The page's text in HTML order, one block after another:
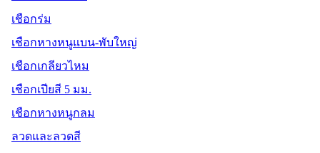
เชือกร่ม
เชือกหางหนูแบน-พับใหญ่
เชือกเกลียวไหม
เชือกเปียสี 5 มม.
เชือกหางหนูกลม
ลวดและลวดสี